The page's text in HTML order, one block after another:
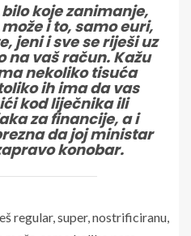
koje zanimanje,
i to, samo euri,
jeni i sve se riješi uz
na vaš račun. Kažu
nekoliko tisuća
ih ima da vas
kod liječnika ili
za financije, a i
da joj ministar
konobar.
regular, super, nostrificiranu,